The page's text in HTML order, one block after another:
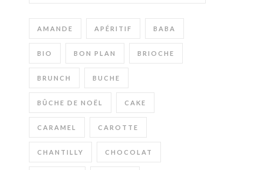
AMANDE APÉRITIF BABA
BIO BON PLAN BRIOCHE
BRUNCH BUCHE
BÛCHE DE NOËL CAKE
CARAMEL CAROTTE
CHANTILLY CHOCOLAT